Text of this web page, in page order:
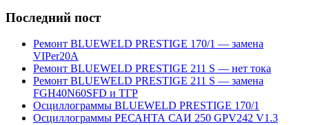
Последний пост
Ремонт BLUEWELD PRESTIGE 170/1 — замена
VIPer20A
Ремонт BLUEWELD PRESTIGE 211 S — нет тока
Ремонт BLUEWELD PRESTIGE 211 S — замена
FGH40N60SFD и ТГР
Осциллограммы BLUEWELD PRESTIGE 170/1
Осциллограммы РЕСАНТА САИ 250 GPV242 V1.3